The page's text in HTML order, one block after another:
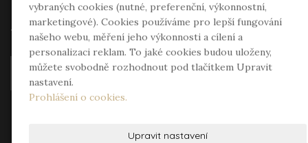
Sociální sítě
vybraných cookies (nutné, preferenční, výkonnostní,
marketingové). Cookies používáme pro lepší fungování
našeho webu, měření jeho výkonnosti a cílení a
personalizaci reklam. To jaké cookies budou uloženy,
můžete svobodně rozhodnout pod tlačítkem Upravit
nastavení.
Prohlášení o cookies.
Upravit nastavení